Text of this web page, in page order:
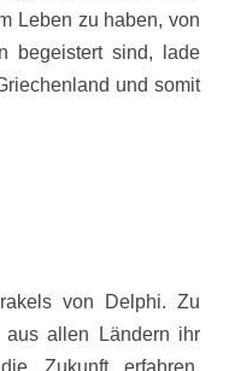
Leben zu haben, von
begeistert sind, lade
und somit
von Delphi. Zu
aus allen Ländern ihr
Zukunft erfahren.